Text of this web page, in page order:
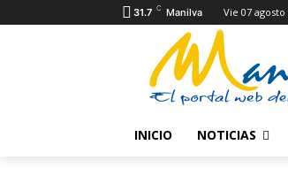
31.7 C Manilva Vie 07 agosto
INICIO NOTICIAS